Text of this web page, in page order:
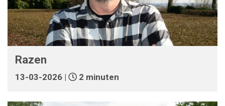
Razen
13-03-2026 | 2 minuten